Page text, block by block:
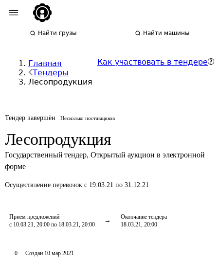
Найти грузы Найти машины
Главная
Тендеры
Лесопродукция
Как участвовать в тендере
Тендер завершён Несколько поставщиков
Лесопродукция
Государственный тендер, Открытый аукцион в электронной
форме
Осуществление перевозок с 19.03.21 по 31.12.21
Приём предложений
с 10.03.21, 20:00 по 18.03.21, 20:00
Окончание тендера
18.03.21, 20:00
0 Создан 10 мар 2021